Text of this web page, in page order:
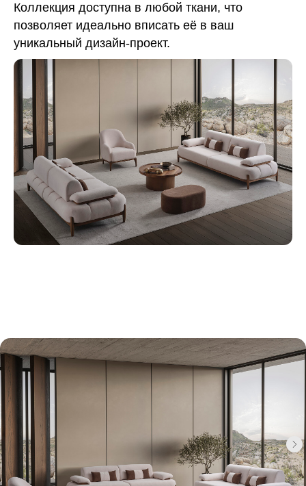
Коллекция доступна в любой ткани, что
позволяет идеально вписать её в ваш
уникальный дизайн-проект.